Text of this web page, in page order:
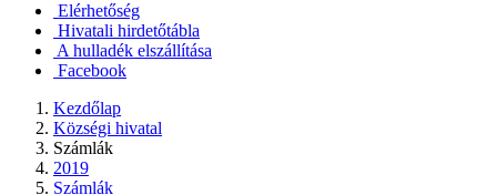
Elérhetőség
Hivatali hirdetőtábla
A hulladék elszállítása
Facebook
Kezdőlap
Községi hivatal
Számlák
2019
Számlák